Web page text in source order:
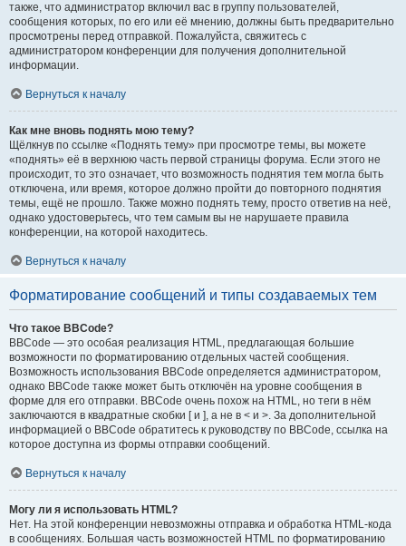
также, что администратор включил вас в группу пользователей,
сообщения которых, по его или её мнению, должны быть предварительно
просмотрены перед отправкой. Пожалуйста, свяжитесь с
администратором конференции для получения дополнительной
информации.
Вернуться к началу
Как мне вновь поднять мою тему?
Щёлкнув по ссылке «Поднять тему» при просмотре темы, вы можете
«поднять» её в верхнюю часть первой страницы форума. Если этого не
происходит, то это означает, что возможность поднятия тем могла быть
отключена, или время, которое должно пройти до повторного поднятия
темы, ещё не прошло. Также можно поднять тему, просто ответив на неё,
однако удостоверьтесь, что тем самым вы не нарушаете правила
конференции, на которой находитесь.
Вернуться к началу
Форматирование сообщений и типы создаваемых тем
Что такое BBCode?
BBCode — это особая реализация HTML, предлагающая большие
возможности по форматированию отдельных частей сообщения.
Возможность использования BBCode определяется администратором,
однако BBCode также может быть отключён на уровне сообщения в
форме для его отправки. BBCode очень похож на HTML, но теги в нём
заключаются в квадратные скобки [ и ], а не в < и >. За дополнительной
информацией о BBCode обратитесь к руководству по BBCode, ссылка на
которое доступна из формы отправки сообщений.
Вернуться к началу
Могу ли я использовать HTML?
Нет. На этой конференции невозможны отправка и обработка HTML-кода
в сообщениях. Большая часть возможностей HTML по форматированию